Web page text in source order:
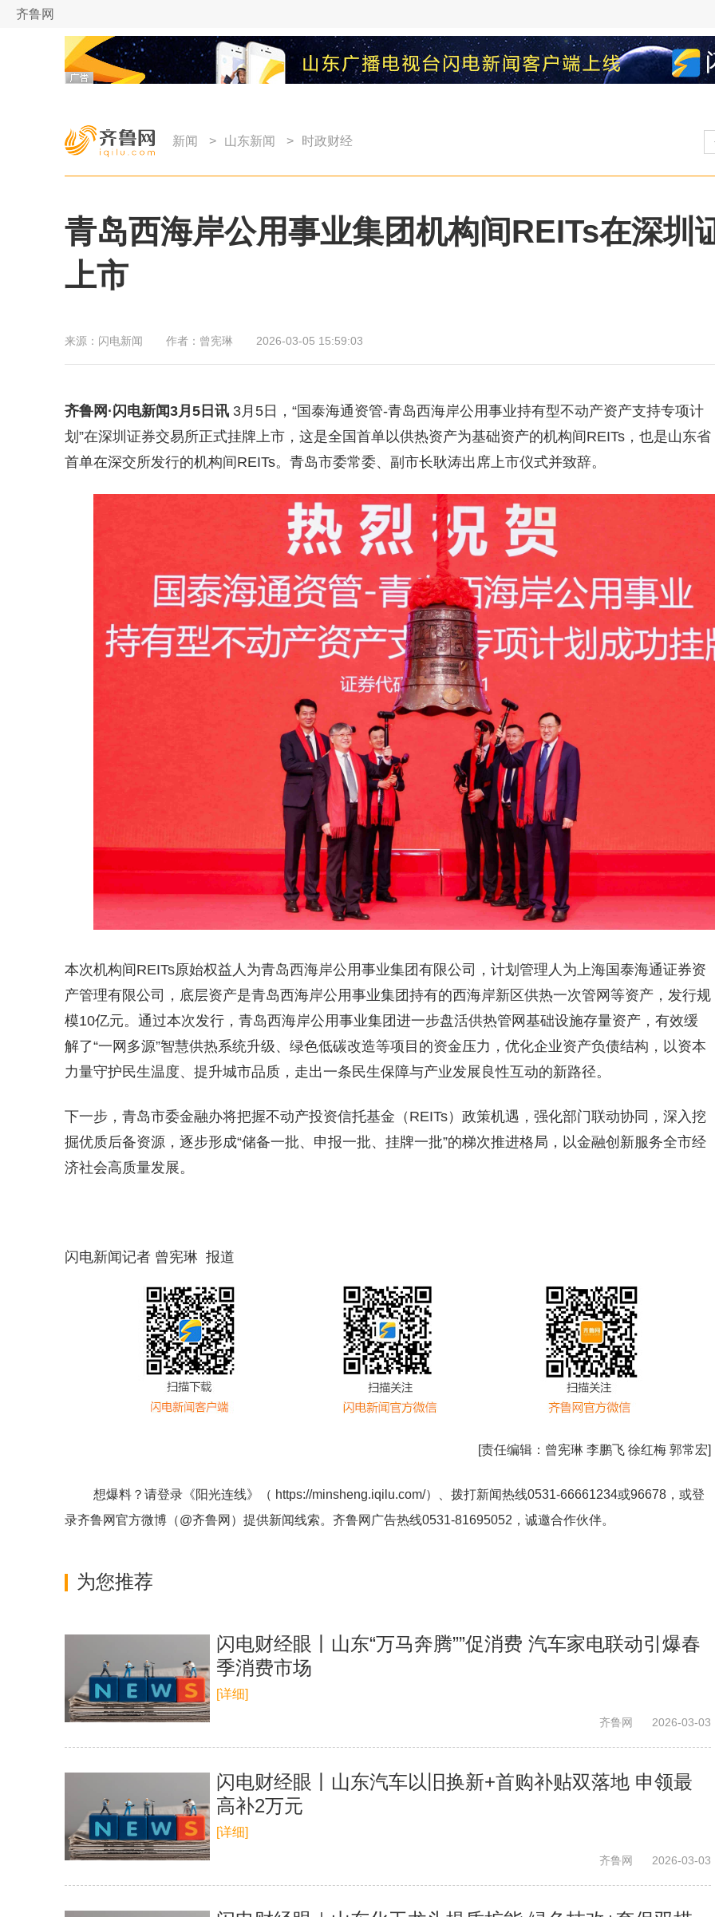
齐鲁网
新闻 > 山东新闻 > 时政财经
青岛西海岸公用事业集团机构间REITs在深圳
上市
来源： 闪电新闻 作者： 曾宪琳 2026-03-05 15:59:03
齐鲁网 ·闪电新闻3月5日讯3月5日，“国泰海通资管-青岛西海岸公用事业持有型不动产资产支持专项计
划”在深圳证券交易所正式挂牌上市，这是全国首单以供热资产为基础资产的机构间REITs，也是山东省
首单在深交所发行的机构间REITs。青岛市委常委、副市长耿涛出席上市仪式并致辞。
本次机构间REITs原始权益人为青岛西海岸公用事业集团有限公司，计划管理人为上海国泰海通证券资
产管理有限公司，底层资产是青岛西海岸公用事业集团持有的西海岸新区供热一次管网等资产，发行规
模10亿元。通过本次发行，青岛西海岸公用事业集团进一步盘活供热管网基础设施存量资产，有效缓
解了“一网多源”智慧供热系统升级、绿色低碳改造等项目的资金压力，优化企业资产负债结构，以资本
力量守护民生温度、提升城市品质，走出一条民生保障与产业发展良性互动的新路径。
下一步，青岛市委金融办将把握不动产投资信托基金（REITs）政策机遇，强化部门联动协同，深入挖
掘优质后备资源，逐步形成“储备一批、申报一批、挂牌一批”的梯次推进格局，以金融创新服务全市经
济社会高质量发展。
闪电新闻记者 曾宪琳 报道
[责任编辑： 曾宪琳 李鹏飞 徐红梅 郭常宏]
想爆料？请登录《阳光连线》（ https://minsheng.iqilu.com/）、拨打新闻热线0531-66661234或96678，或登
录齐鲁网官方微博（@齐鲁网 ）提供新闻线索。齐鲁网广告热线0531-81695052 ，诚邀合作伙伴。
为您推荐
闪电财经眼丨山东“万马奔腾””促消费 汽车家电联动引爆春
季消费市场
[详细]
齐鲁网 2026-03-03
闪电财经眼丨山东汽车以旧换新+首购补贴双落地 申领最
高补2万元
[详细]
齐鲁网 2026-03-03